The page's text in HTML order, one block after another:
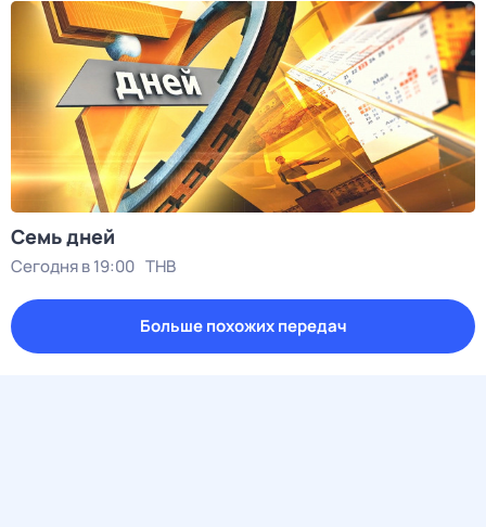
Семь дней
Сегодня в 19:00 ТНВ
Больше похожих передач